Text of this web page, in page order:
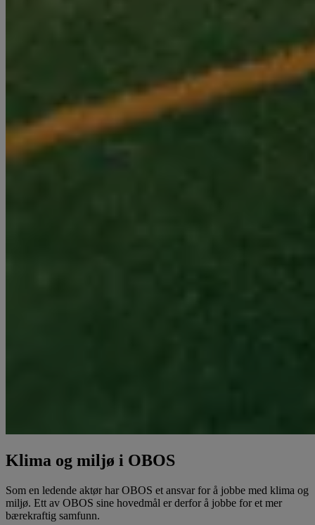
Klima og miljø i OBOS
Som en ledende aktør har OBOS et ansvar for å jobbe med klima og
miljø. Ett av OBOS sine hovedmål er derfor å jobbe for et mer
bærekraftig samfunn.